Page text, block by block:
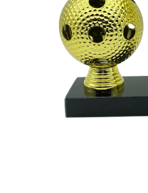
Profilprodukter